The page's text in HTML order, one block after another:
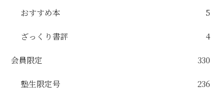
おすすめ本 5
ざっくり書評 4
会員限定 330
塾生限定号 236